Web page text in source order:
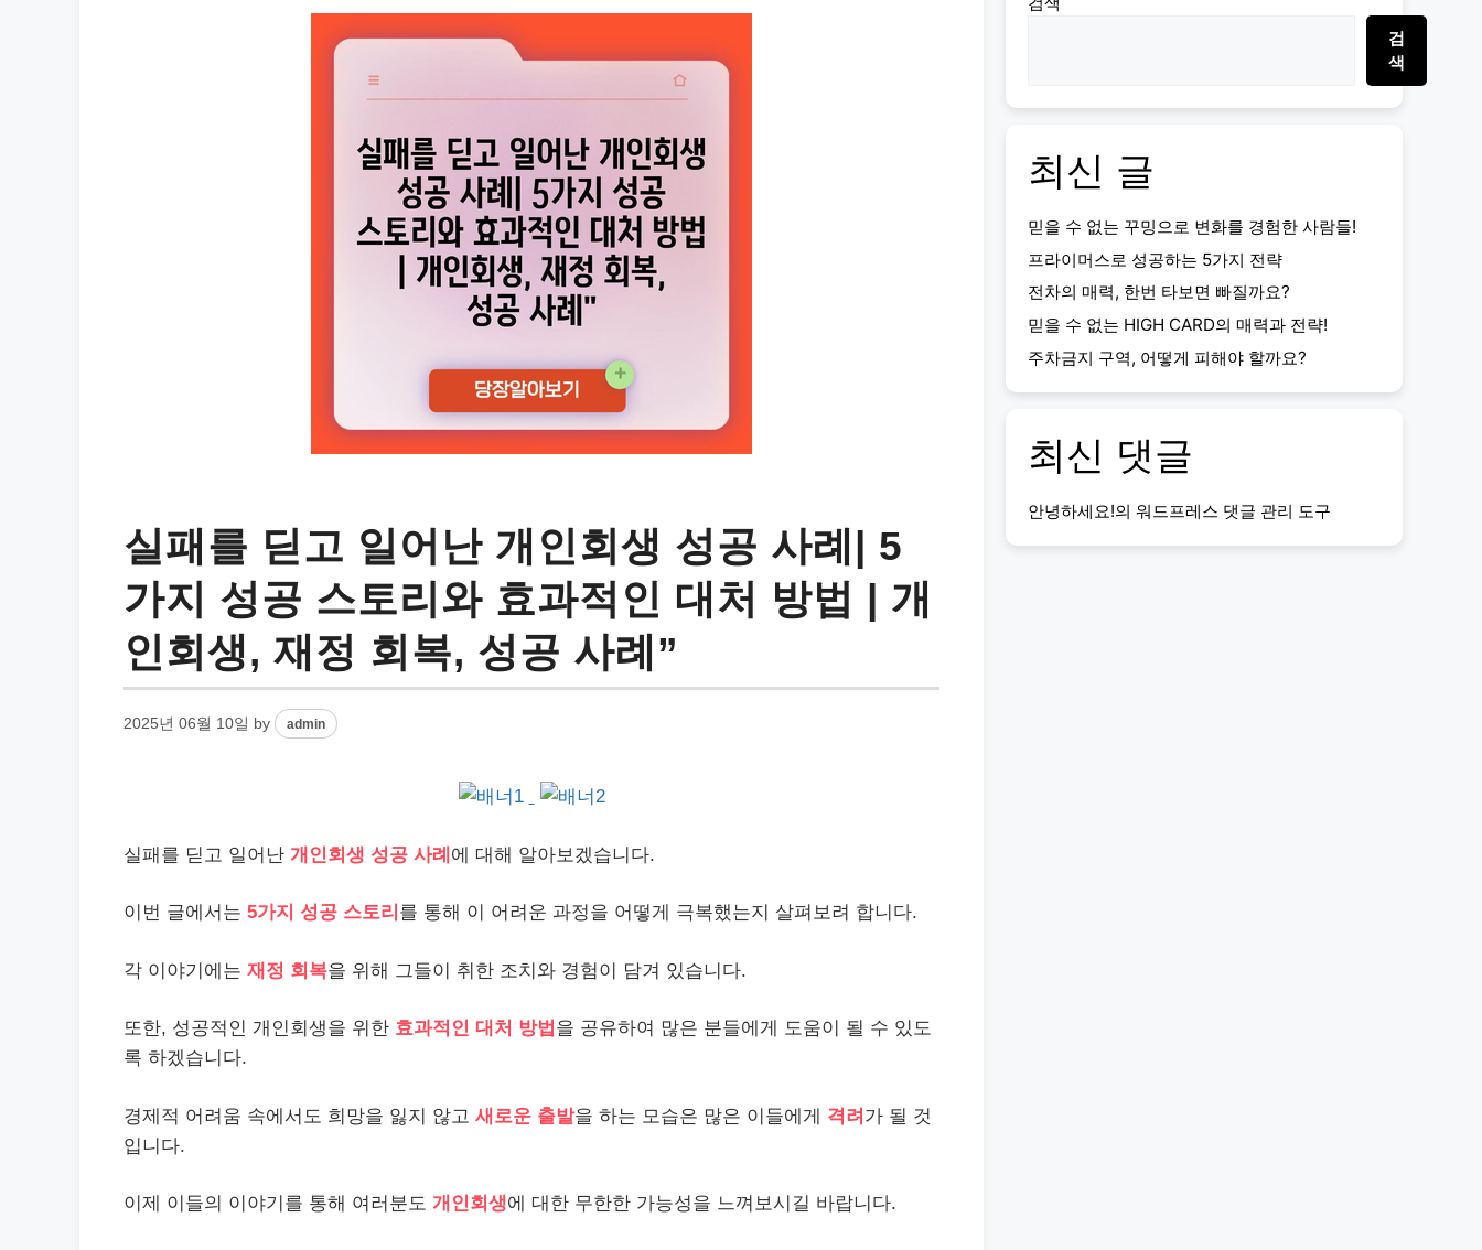
실패를 딛고 일어난 개인회생 성공 사례| 5
가지 성공 스토리와 효과적인 대처 방법 | 개
인회생, 재정 회복, 성공 사례”
2025년 06월 10일 by admin
실패를 딛고 일어난 개인회생 성공 사례 에 대해 알아보겠습니다.
이번 글에서는 5가지 성공 스토리 를 통해 이 어려운 과정을 어떻게 극복했는지 살펴보려 합니다.
각 이야기에는 재정 회복을 위해 그들이 취한 조치와 경험이 담겨 있습니다.
또한, 성공적인 개인회생을 위한 효과적인 대처 방법 을 공유하여 많은 분들에게 도움이 될 수 있도
록 하겠습니다.
경제적 어려움 속에서도 희망을 잃지 않고 새로운 출발을 하는 모습은 많은 이들에게 격려 가 될 것
입니다.
이제 이들의 이야기를 통해 여러분도 개인회생에 대한 무한한 가능성을 느껴보시길 바랍니다.
검
색
최신 글
믿을 수 없는 꾸밍으로 변화를 경험한 사람들!
프라이머스로 성공하는 5가지 전략
전차의 매력, 한번 타보면 빠질까요?
믿을 수 없는 HIGH CARD의 매력과 전략!
주차금지 구역, 어떻게 피해야 할까요?
최신 댓글
안녕하세요!의 워드프레스 댓글 관리 도구